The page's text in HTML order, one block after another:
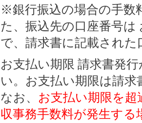
※銀行振込の場合の手数
た、振込先の口座番号
で、請求書に記載され
お支払い期限 請求書発
い。お支払い期限は請
なお、 お支払い期限を
収事務手数料が発生す